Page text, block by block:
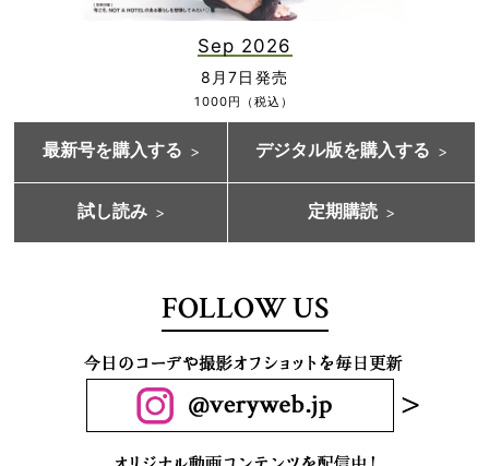
Sep 2026
8月7日発売
1000円（税込）
最新号を購入する デジタル版を購入する
試し読み 定期購読
FOLLOW US